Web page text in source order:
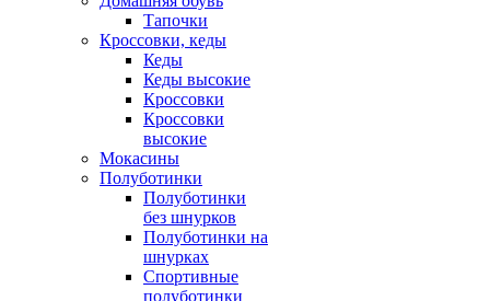
Тапочки
Кроссовки, кеды
Кеды
Кеды высокие
Кроссовки
Кроссовки
высокие
Мокасины
Полуботинки
Полуботинки
без шнурков
Полуботинки на
шнурках
Спортивные
полуботинки